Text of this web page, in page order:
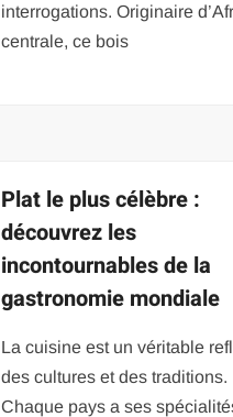
interrogations. Originaire
centrale, ce bois
Plat le plus célèbre :
découvrez les
incontournables de la
gastronomie mondiale
La cuisine est un véritable
des cultures et des traditions.
Chaque pays a ses